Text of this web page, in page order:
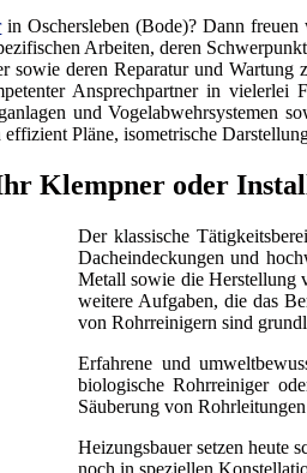
in Oschersleben (Bode)? Dann freuen
Arbeiten, deren
sowie deren Reparatur und Wartung
Ansprechpartner in vielerlei
und Vogelabwehrsystemen
Pläne, isometrische
Klempner oder
Der klassische
Dacheindeckungen und
Metall sowie die Herstellung
weitere Aufgaben, die das
von Rohrreinigern sind
Erfahrene und
biologische Rohrreiniger
Säuberung von
Heizungsbauer setzen heute
noch in speziellen